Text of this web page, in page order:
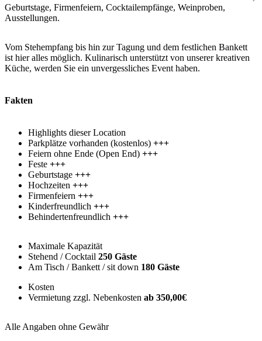
Geburtstage, Firmenfeiern, Cocktailempfänge, Weinproben,
Ausstellungen.
Vom Stehempfang bis hin zur Tagung und dem festlichen Bankett
ist hier alles möglich. Kulinarisch unterstützt von unserer kreativen
Küche, werden Sie ein unvergessliches Event haben.
Fakten
Highlights dieser Location
Parkplätze vorhanden (kostenlos) +++
Feiern ohne Ende (Open End) +++
Feste +++
Geburtstage +++
Hochzeiten +++
Firmenfeiern +++
Kinderfreundlich +++
Behindertenfreundlich +++
Maximale Kapazität
Stehend / Cocktail 250 Gäste
Am Tisch / Bankett / sit down 180 Gäste
Kosten
Vermietung zzgl. Nebenkosten ab 350,00€
Alle Angaben ohne Gewähr